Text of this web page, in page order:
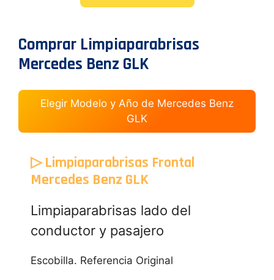
Comprar Limpiaparabrisas
Mercedes Benz GLK
Elegir Modelo y Año de Mercedes Benz
GLK
▷ Limpiaparabrisas Frontal
Mercedes Benz GLK
Limpiaparabrisas lado del
conductor y pasajero
Escobilla. Referencia Original